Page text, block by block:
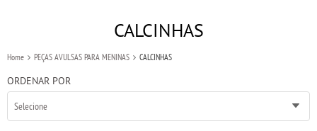
CALCINHAS
Home PEÇAS AVULSAS PARA MENINAS CALCINHAS
ORDENAR POR
Selecione